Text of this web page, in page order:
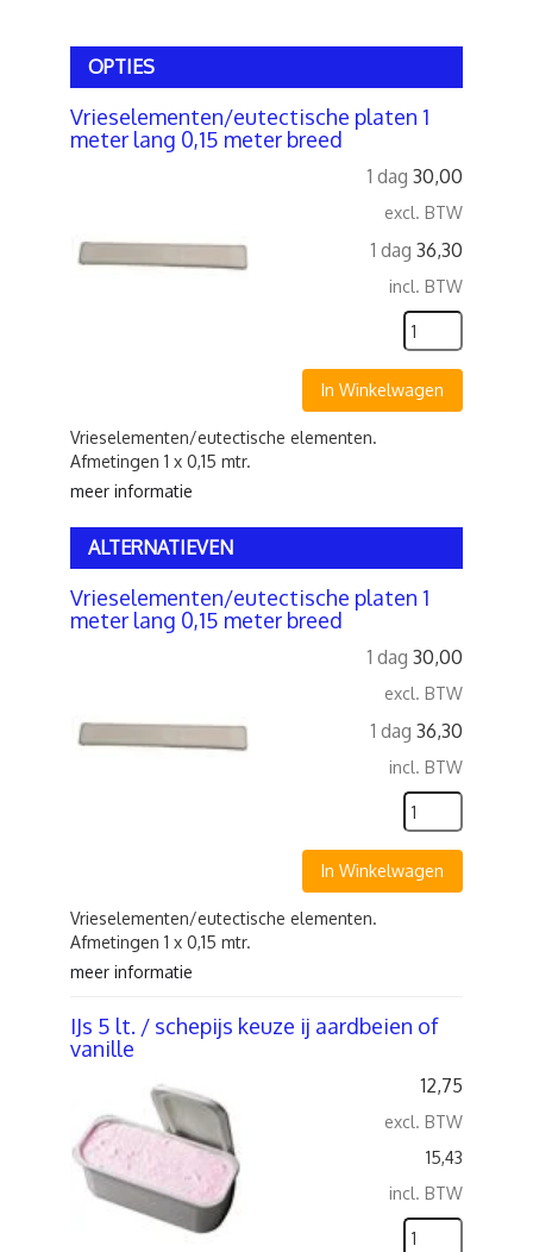
OPTIES
Vrieselementen/eutectische platen 1
meter lang 0,15 meter breed
1 dag 30,00
excl. BTW
1 dag 36,30
incl. BTW
In Winkelwagen
Vrieselementen/eutectische elementen.
Afmetingen 1 x 0,15 mtr.
meer informatie
ALTERNATIEVEN
Vrieselementen/eutectische platen 1
meter lang 0,15 meter breed
1 dag 30,00
excl. BTW
1 dag 36,30
incl. BTW
In Winkelwagen
Vrieselementen/eutectische elementen.
Afmetingen 1 x 0,15 mtr.
meer informatie
IJs 5 lt. / schepijs keuze ij aardbeien of
vanille
12,75
excl. BTW
15,43
incl. BTW